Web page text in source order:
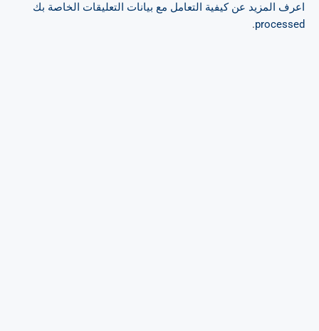
اعرف المزيد عن كيفية التعامل مع بيانات التعليقات الخاصة بك
processed
.